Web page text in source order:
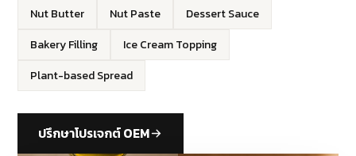
Nut Butter Nut Paste
Dessert Sauce
Bakery Filling
Ice Cream Topping
Plant-based Spread
ปรึกษาโปรเจกต์ OEM